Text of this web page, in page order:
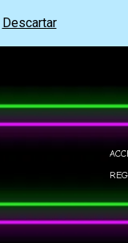
Descartar